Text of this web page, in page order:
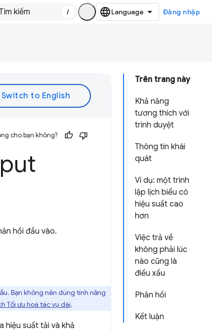
/ Đăng nhập
Trên trang này
Khả năng
tương thích với
trình duyệt
Thông tin khái
quát
Ví dụ: một trình
lập lịch biểu có
hiệu suất cao
hơn
Việc trả về
không phải lúc
nào cũng là
điều xấu
Phản hồi
Kết luận
cho bạn không?
hồi đầu vào.
Bạn không nên dùng tính năng
Tối ưu hoá tác vụ dài.
hiệu suất tải và khả